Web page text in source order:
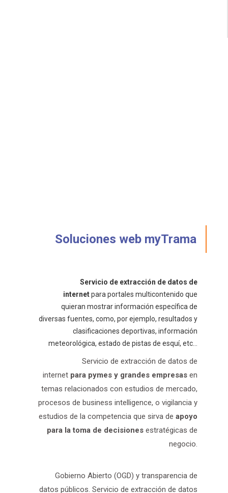
Soluciones web myTrama
Servicio de extracción de datos de
internetpara portales multicontenido que
quieran mostrar información específica de
diversas fuentes, como, por ejemplo, resultados y
clasificaciones deportivas, información
meteorológica, estado de pistas de esquí, etc…
Servicio de extracción de datos de
internet para pymes y grandes empresas en
temas relacionados con estudios de mercado,
procesos de business intelligence, o vigilancia y
estudios de la competencia que sirva deapoyo
para la toma de decisiones estratégicas de
negocio.
Gobierno Abierto (OGD) y transparencia de
datos públicos. Servicio de extracción de datos